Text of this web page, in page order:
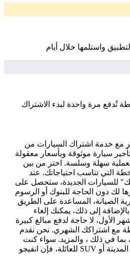
واستلمها خلال أيام
تُدفع مرة واحدة لبدء الاشتراك
مع خدمة اشتراك السيارات من
سيارة موثوقة وبأسعار معقولة
سهلة وسلسة. اختر من بين
التي تناسب احتياجاتك. عند
للسيارات الجديدة، ستحصل على
لك دون الحاجة للبنوك أو الرسوم
الصيانة، المساعدة على الطريق
إلى ذلك، يمكنك إلغاء
الأول، لا حاجة لدفع مبالغ كبيرة
مع اشتراكك الشهري. نحن نقدم
بما في ذلك ، والمزيد. سواء كنت
بحاجة إلى سيارة للقيادة في المدينة أو SUV للعائلة، فإن انفيجو